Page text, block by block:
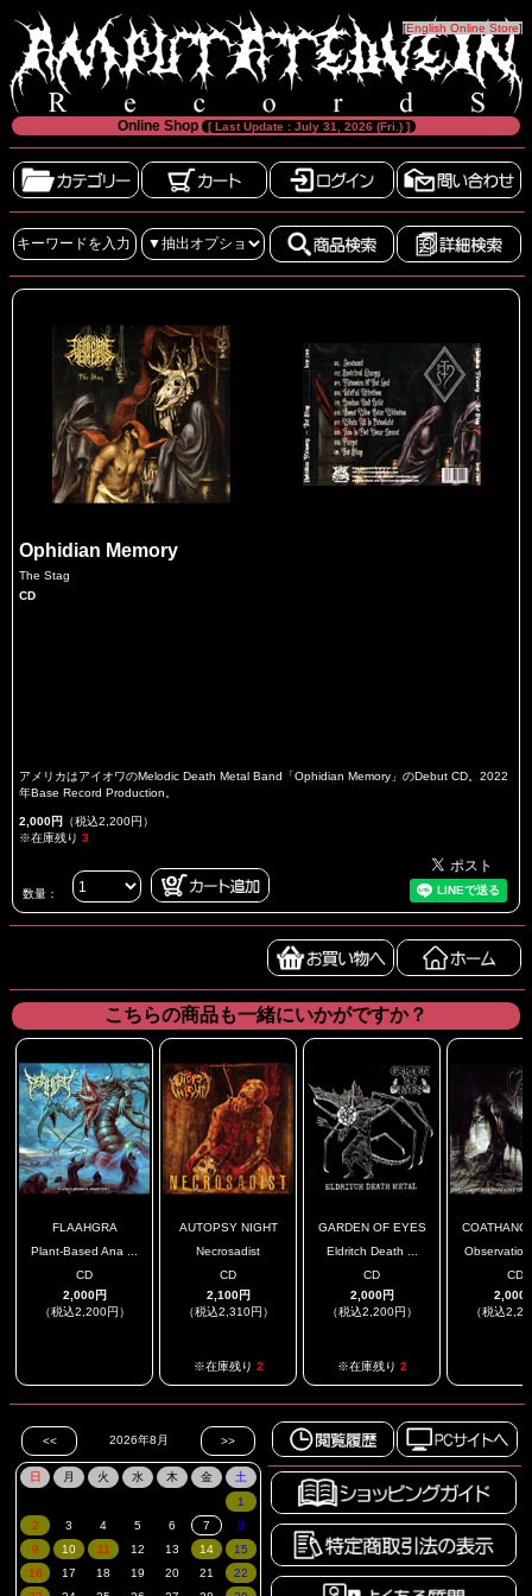
[English Online Store]
Online Shop [ Last Update : July 31, 2026 (Fri.) ]
Ophidian Memory
The Stag
CD
アメリカはアイオワのMelodic Death Metal Band「Ophidian Memory」のDebut CD。2022
年Base Record Production。
2,000円 （税込2,200円）
※在庫残り 3
数量：
こちらの商品も一緒にいかがですか？
FLAAHGRA
Plant-Based Ana ...
CD
2,000円
（税込2,200円）
AUTOPSY NIGHT
Necrosadist
CD
2,100円
（税込2,310円）
※在庫残り 2
GARDEN OF EYES
Eldritch Death ...
CD
2,000円
（税込2,200円）
※在庫残り 2
CD
2,000
（税込